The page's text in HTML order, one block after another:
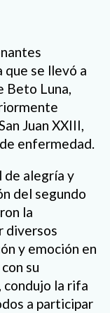
que se llevó a
Beto Luna,
Juan XXIII,
enfermedad.
de alegría y
del segundo
la
diversos
y emoción en
su
condujo la rifa
a participar